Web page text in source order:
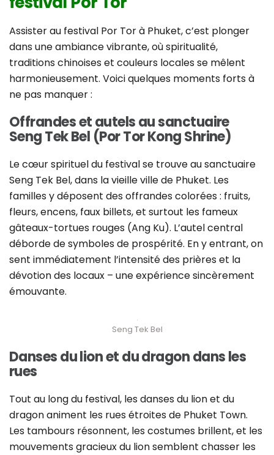
Assister au festival Por Tor à Phuket, c’est plonger
dans une ambiance vibrante, où spiritualité,
traditions chinoises et couleurs locales se mêlent
harmonieusement. Voici quelques moments forts à
ne pas manquer :
Offrandes et autels au sanctuaire
Seng Tek Bel (Por Tor Kong Shrine)
Le cœur spirituel du festival se trouve au sanctuaire
Seng Tek Bel, dans la vieille ville de Phuket. Les
familles y déposent des offrandes colorées : fruits,
fleurs, encens, faux billets, et surtout les fameux
gâteaux-tortues rouges (Ang Ku). L’autel central
déborde de symboles de prospérité. En y entrant, on
sent immédiatement l’intensité des prières et la
dévotion des locaux – une expérience sincèrement
émouvante.
Seng Tek Bel
Danses du lion et du dragon dans les
rues
Tout au long du festival, les danses du lion et du
dragon animent les rues étroites de Phuket Town.
Les tambours résonnent, les costumes brillent, et les
mouvements gracieux du lion semblent chasser les